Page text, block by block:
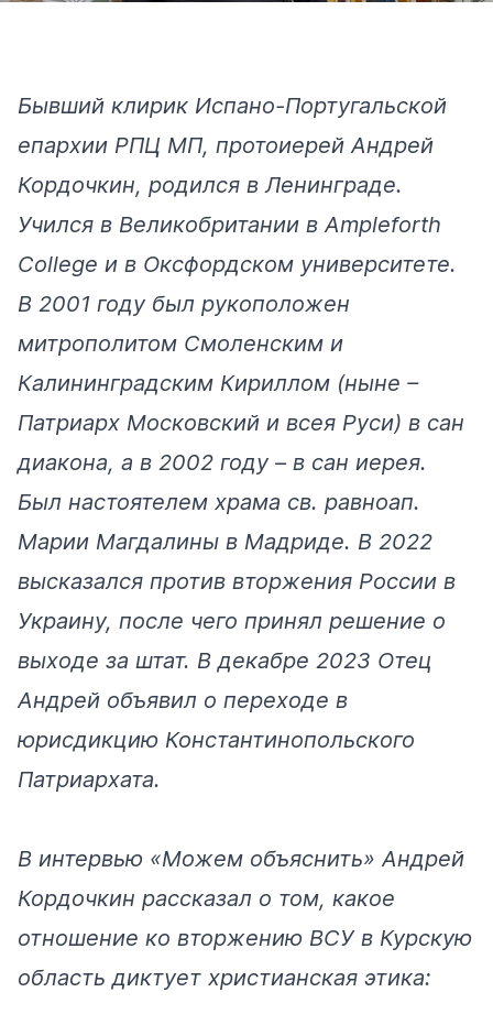
Бывший клирик Испано-Португальской
епархии РПЦ МП, протоиерей Андрей
Кордочкин, родился в Ленинграде.
Учился в Великобритании в Ampleforth
College и в Оксфордском университете.
В 2001 году был рукоположен
митрополитом Смоленским и
Калининградским Кириллом (ныне –
Патриарх Московский и всея Руси) в сан
диакона, а в 2002 году – в сан иерея.
Был настоятелем храма св. равноап.
Марии Магдалины в Мадриде. В 2022
высказался против вторжения России в
Украину, после чего принял решение о
выходе за штат. В декабре 2023 Отец
Андрей объявил о переходе в
юрисдикцию Константинопольского
Патриархата.
В интервью «Можем объяснить» Андрей
Кордочкин рассказал о том, какое
отношение ко вторжению ВСУ в Курскую
область диктует христианская этика: